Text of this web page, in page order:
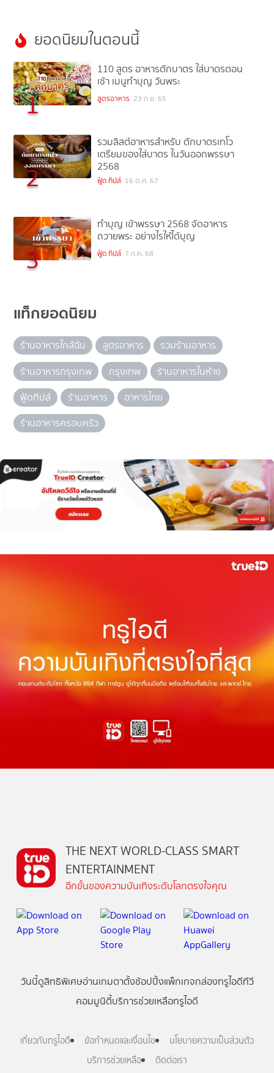
ยอดนิยมในตอนนี้
1
110 สูตร อาหารตักบาตร ใส่บาตรตอน
เช้า เมนูทำบุญ วันพระ
สูตรอาหาร 23 ก.ย. 65
2
รวมลิสต์อาหารสำหรับ ตักบาตรเทโว
เตรียมของใส่บาตร ในวันออกพรรษา
2568
ฟู้ด ทิปส์ 16 ต.ค. 67
3
ทำบุญ เข้าพรรษา 2568 จัดอาหาร
ถวายพระ อย่างไรให้ได้บุญ
ฟู้ด ทิปส์ 7 ก.ค. 68
แท็กยอดนิยม
ร้านอาหารใกล้ฉัน สูตรอาหาร
รวมร้านอาหาร
ร้านอาหารกรุงเทพ
กรุงเทพ
ร้านอาหารในห้าง
ฟู้ดทิปส์
ร้านอาหาร
อาหารไทย
ร้านอาหารครอบครัว
THE NEXT WORLD-CLASS SMART
ENTERTAINMENT
อีกขั้นของความบันเทิงระดับโลกตรงใจคุณ
วันนี้ดูสิทธิพิเศษอ่านเกมตาตั้งช้อปปิ้งแพ็กเกจกล่องทรูไอดีทีวี
คอมมูนิตี้บริการช่วยเหลือทรูไอดี
เกี่ยวกับทรูไอดี ข้อกำหนดและเงื่อนไข
นโยบายความเป็นส่วนตัว
บริการช่วยเหลือ
ติดต่อเรา